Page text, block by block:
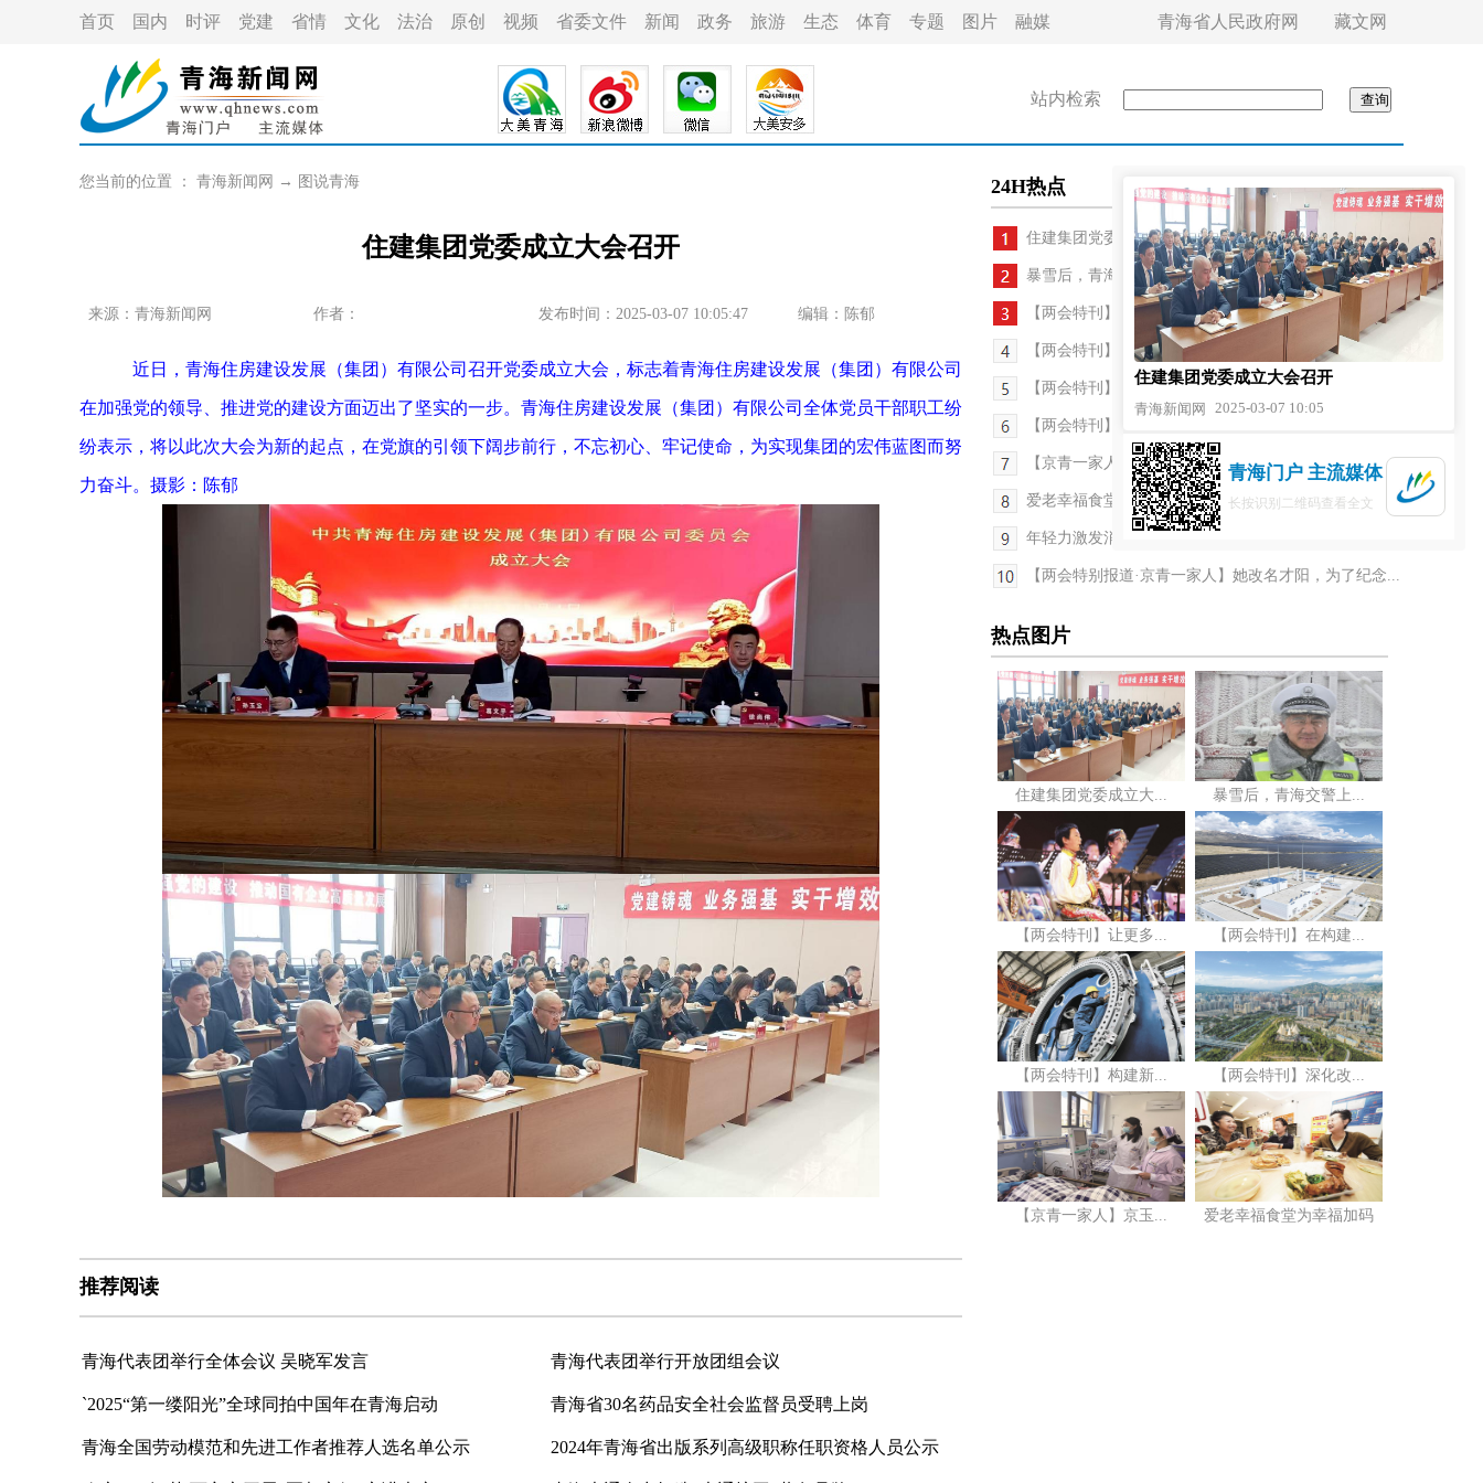
首页 国内 时评 党建 省情 文化 法治 原创 视频 省委文件 新闻 政务 旅游 生态 体育 专题 图片 融媒 青海省人民政府网 藏文网
站内检索
您当前的位置 ： 青海新闻网 → 图说青海
住建集团党委成立大会召开
来源： 青海新闻网 作者： 发布时间：2025-03-07 10:05:47 编辑：陈郁
近日，青海住房建设发展（集团）有限公司召开党委成立大会，标志着青海住房建设发展（集团）有限公司
在加强党的领导、推进党的建设方面迈出了坚实的一步。青海住房建设发展（集团）有限公司全体党员干部职工纷
纷表示，将以此次大会为新的起点，在党旗的引领下阔步前行，不忘初心、牢记使命，为实现集团的宏伟蓝图而努
力奋斗。摄影：陈郁
推荐阅读
青海代表团举行全体会议 吴晓军发言 青海代表团举行开放团组会议
`2025“第一缕阳光”全球同拍中国年在青海启动 青海省30名药品安全社会监督员受聘上岗
青海全国劳动模范和先进工作者推荐人选名单公示 2024年青海省出版系列高级职称任职资格人员公示
24H热点
住建集团党委成立大会召开
暴雪后，青海交警上了热搜
【两会特刊】让更多青海学子实现人生梦想
【两会特刊】在构建“源网荷储一体化”中不断逐绿前行
【两会特刊】构建新型能源体系 赋能高质量发展
【两会特刊】深化改革扩大开放 奏响高质量发展最强...
【京青一家人】京玉医线牵 帮扶惠民生
爱老幸福食堂为幸福加码
年轻力激发消费新活力
【两会特别报道·京青一家人】她改名才阳，为了纪念...
热点图片
住建集团党委成立大... 暴雪后，青海交警上...
【两会特刊】让更多... 【两会特刊】在构建...
【两会特刊】构建新... 【两会特刊】深化改...
【京青一家人】京玉... 爱老幸福食堂为幸福加码
住建集团党委成立大会召开
青海新闻网 2025-03-07 10:05
青海门户 主流媒体
长按识别二维码查看全文